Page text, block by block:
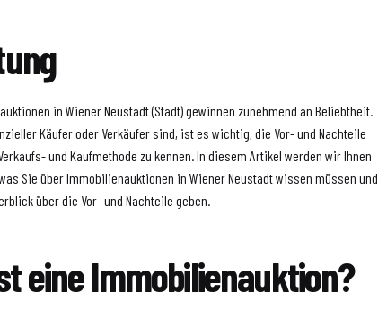
in Wiener Neustadt (Stadt) gewinnen zunehmend an Beliebtheit.
Käufer oder Verkäufer sind, ist es wichtig, die Vor- und Nachteile
und Kaufmethode zu kennen. In diesem Artikel werden wir Ihnen
Sie über Immobilienauktionen in Wiener Neustadt wissen müssen und
über die Vor- und Nachteile geben.
eine Immobilienauktion?